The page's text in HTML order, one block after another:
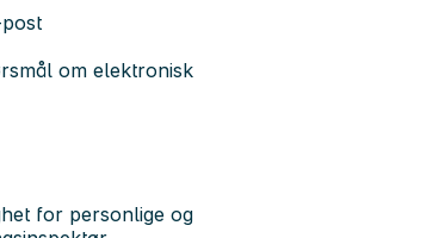
om elektronisk
for personlige og